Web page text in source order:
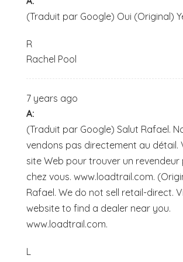
(Traduit par Google) Oui (Original)
R
Rachel Pool
7 years ago
A:
(Traduit par Google) Salut Rafael.
vendons pas directement au détail.
site Web pour trouver un revendeur
chez vous. www.loadtrail.com.
Rafael. We do not sell retail-direct.
website to find a dealer near you.
www.loadtrail.com.
L